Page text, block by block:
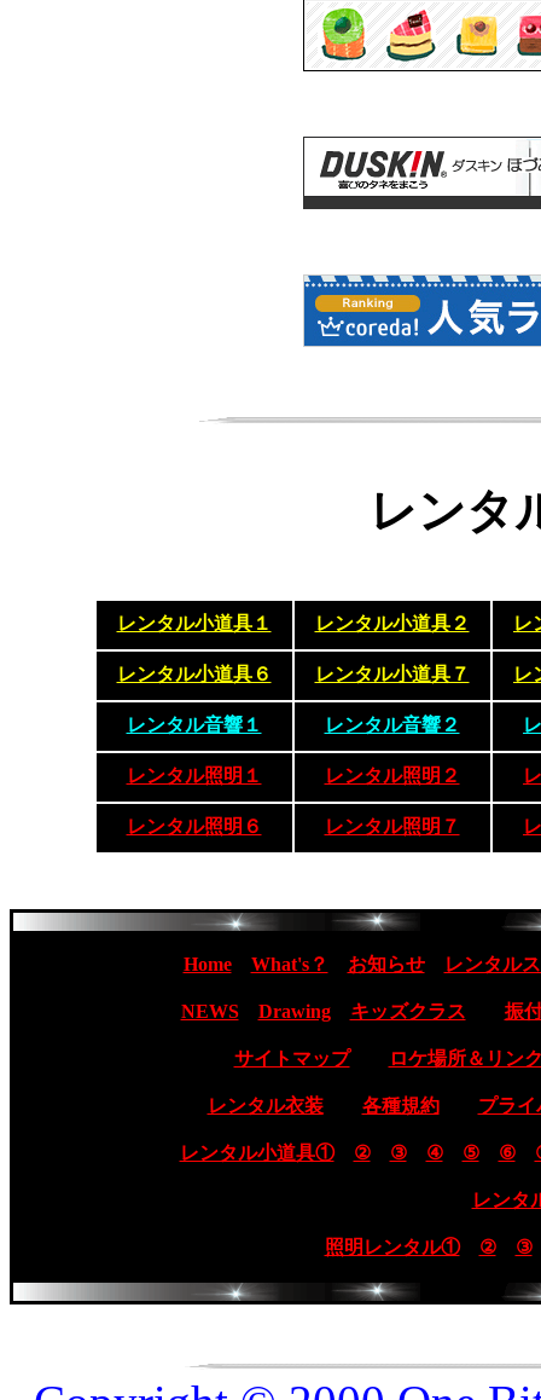
レンタ
レンタル小道具１ レンタル小道具２ レ
レンタル小道具６ レンタル小道具７ レ
レンタル音響１ レンタル音響２
レンタル照明１ レンタル照明２
レンタル照明６ レンタル照明７
Home What's？ お知らせ レンタル
NEWS Drawing キッズクラス 振
サイトマップ ロケ場所＆リン
レンタル衣装 各種規約 プラ
レンタル小道具① ② ③ ④ ⑤ ⑥
レンタ
照明レンタル① ② ③